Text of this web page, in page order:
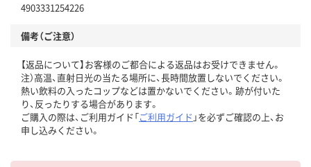
4903331254226
備考（ご注意）
【返品について】お客様のご都合による返品はお受けできません。
注）高温、直射日光の当たる場所に、長時間放置しないでください。
熱い飲料の入ったコップなどは置かないでください。跡が付いた
り、反ったりする場合があります。
ご購入の際は、ご利用ガイド「ご利用ガイド 」を必ずご確認の上、お
申し込みください。